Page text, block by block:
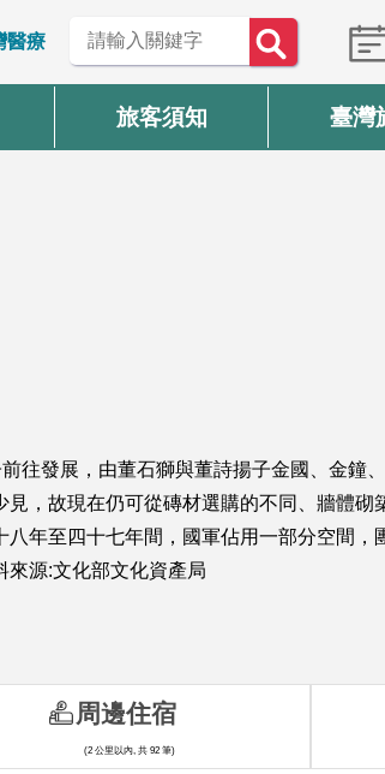
醫療
旅客須知 臺灣
往發展，由董石獅與董詩揚子金國、金鐘
，故現在仍可從磚材選購的不同、牆體砌
年至四十七年間，國軍佔用一部分空間，
來源:文化部文化資產局
周邊住宿
(2 公里以內, 共 92 筆)